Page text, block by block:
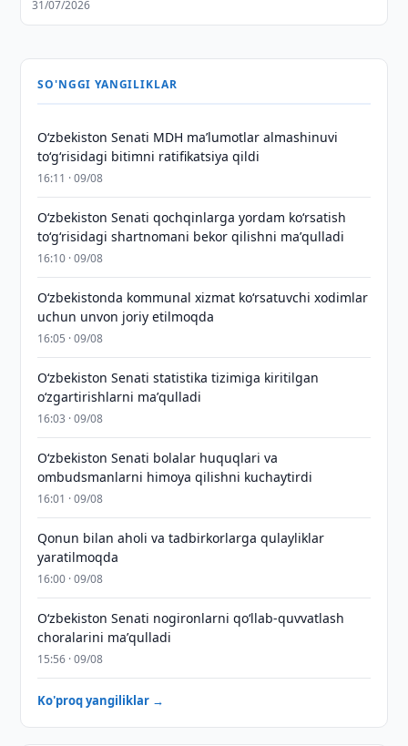
31/07/2026
SO'NGGI YANGILIKLAR
Oʻzbekiston Senati MDH maʼlumotlar almashinuvi
toʻgʻrisidagi bitimni ratifikatsiya qildi
16:11 · 09/08
Oʻzbekiston Senati qochqinlarga yordam koʻrsatish
toʻgʻrisidagi shartnomani bekor qilishni maʼqulladi
16:10 · 09/08
Oʻzbekistonda kommunal xizmat koʻrsatuvchi xodimlar
uchun unvon joriy etilmoqda
16:05 · 09/08
Oʻzbekiston Senati statistika tizimiga kiritilgan
oʻzgartirishlarni maʼqulladi
16:03 · 09/08
Oʻzbekiston Senati bolalar huquqlari va
ombudsmanlarni himoya qilishni kuchaytirdi
16:01 · 09/08
Qonun bilan aholi va tadbirkorlarga qulayliklar
yaratilmoqda
16:00 · 09/08
Oʻzbekiston Senati nogironlarni qoʻllab-quvvatlash
choralarini maʼqulladi
15:56 · 09/08
Ko'proq yangiliklar →